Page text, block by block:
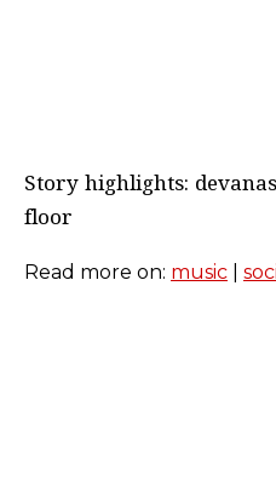
Story highlights:
floor
Read more on: music